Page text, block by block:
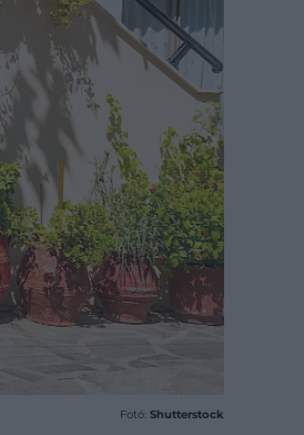
Fotó: Shutterstock